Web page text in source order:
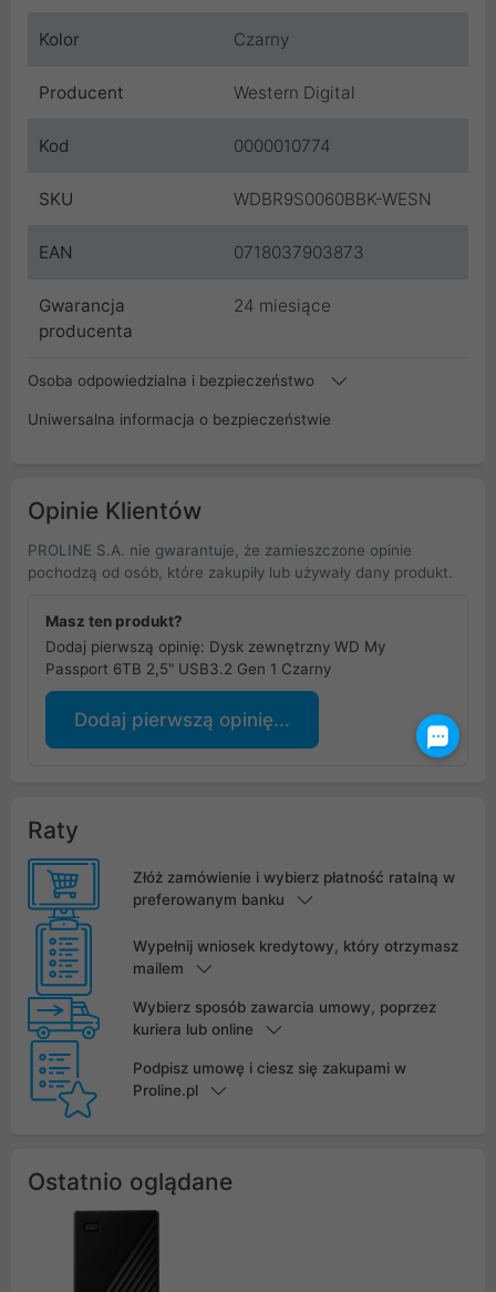
Kolor Czarny
Producent Western Digital
Kod 0000010774
SKU WDBR9S0060BBK-WESN
EAN 0718037903873
Gwarancja
producenta
24 miesiące
Osoba odpowiedzialna i bezpieczeństwo
Uniwersalna informacja o bezpieczeństwie
Opinie Klientów
PROLINE S.A. nie gwarantuje, że zamieszczone opinie
pochodzą od osób, które zakupiły lub używały dany produkt.
Masz ten produkt?
Dodaj pierwszą opinię: Dysk zewnętrzny WD My
Passport 6TB 2,5" USB3.2 Gen 1 Czarny
Dodaj pierwszą opinię...
Raty
Złóż zamówienie i wybierz płatność ratalną w
preferowanym banku
Wypełnij wniosek kredytowy, który otrzymasz
mailem
Wybierz sposób zawarcia umowy, poprzez
kuriera lub online
Podpisz umowę i ciesz się zakupami w
Proline.pl
Ostatnio oglądane